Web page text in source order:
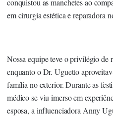
conquistou as manchetes ao
em cirurgia estética e reparadora
Nossa equipe teve o privilégio de
enquanto o Dr. Uguetto
família no exterior. Durante as
médico se viu imerso em
esposa, a influenciadora Anny